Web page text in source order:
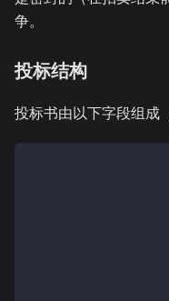
争。
投标结构
投标书由以下字段组成